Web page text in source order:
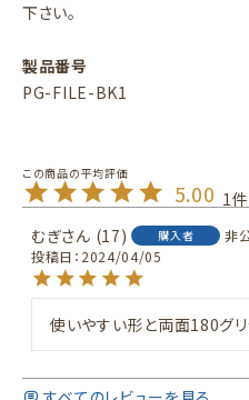
下さい。
製品番号
PG-FILE-BK1
5.00 1
むぎ
17 購入者
非
投稿日 2024/04/05
使いやすい形と両面180グリ